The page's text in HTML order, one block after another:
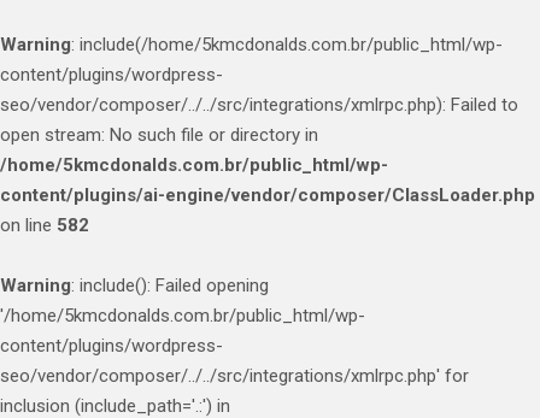
Warning: include(/home/5kmcdonalds.com.br/public_html/wp-
content/plugins/wordpress-
seo/vendor/composer/../../src/integrations/xmlrpc.php): Failed to
open stream: No such file or directory in
/home/5kmcdonalds.com.br/public_html/wp-
content/plugins/ai-engine/vendor/composer/ClassLoader.php
on line 582
Warning: include(): Failed opening
'/home/5kmcdonalds.com.br/public_html/wp-
content/plugins/wordpress-
seo/vendor/composer/../../src/integrations/xmlrpc.php' for
inclusion (include_path='.:') in